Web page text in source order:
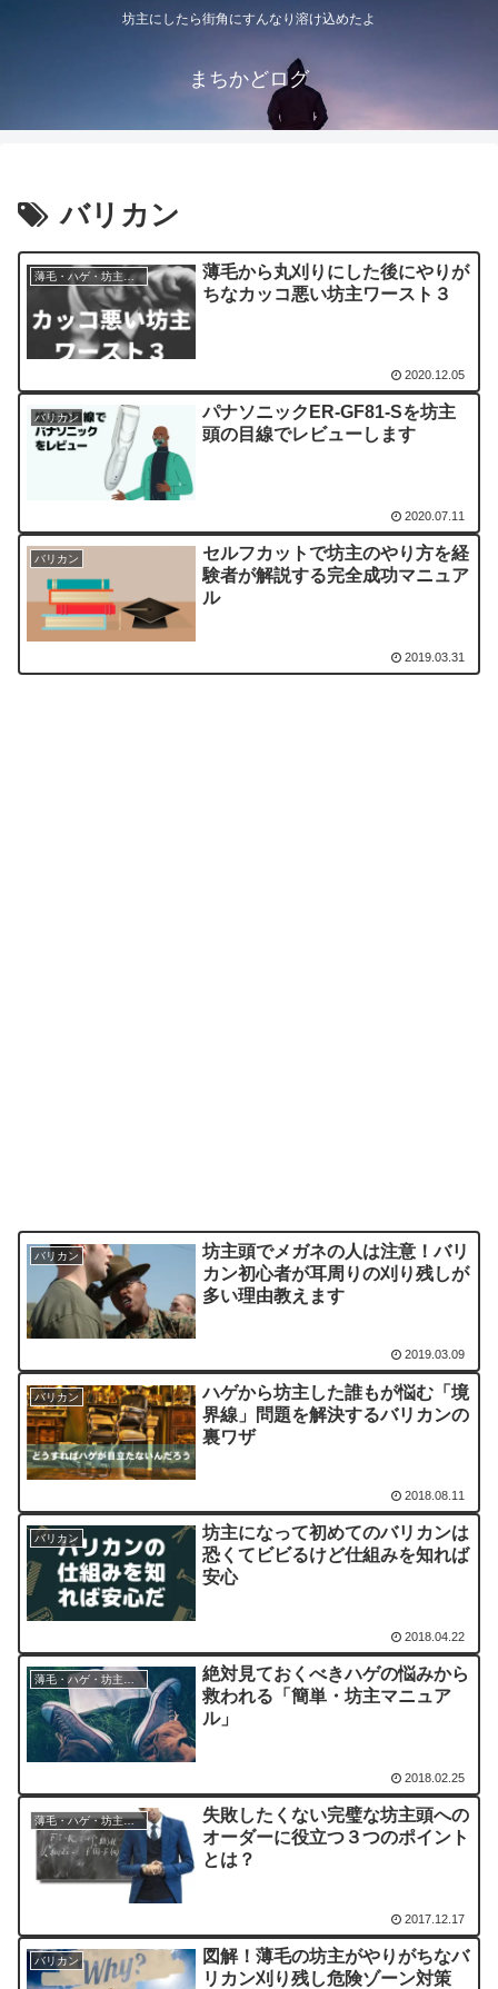
坊主にしたら街角にすんなり溶け込めたよ
まちかどログ
バリカン
薄毛・ハゲ・坊主の悩み
薄毛から丸刈りにした後にやりが
ちなカッコ悪い坊主ワースト３
2020.12.05
バリカン
パナソニックER-GF81-Sを坊主
頭の目線でレビューします
2020.07.11
バリカン
セルフカットで坊主のやり方を経
験者が解説する完全成功マニュア
ル
2019.03.31
バリカン
坊主頭でメガネの人は注意！バリ
カン初心者が耳周りの刈り残しが
多い理由教えます
2019.03.09
バリカン
ハゲから坊主した誰もが悩む「境
界線」問題を解決するバリカンの
裏ワザ
2018.08.11
バリカン
坊主になって初めてのバリカンは
恐くてビビるけど仕組みを知れば
安心
2018.04.22
絶対見ておくべきハゲの悩みから
救われる「簡単・坊主マニュア
ル」
2018.02.25
薄毛・ハゲ・坊主の悩み
失敗したくない完璧な坊主頭への
オーダーに役立つ３つのポイント
とは？
2017.12.17
バリカン
図解！薄毛の坊主がやりがちなバ
リカン刈り残し危険ゾーン対策